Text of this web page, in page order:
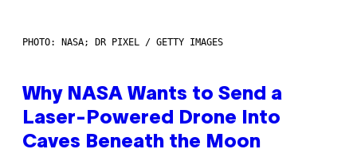
PHOTO: NASA; DR PIXEL / GETTY IMAGES
Why NASA Wants to Send a
Laser-Powered Drone Into
Caves Beneath the Moon